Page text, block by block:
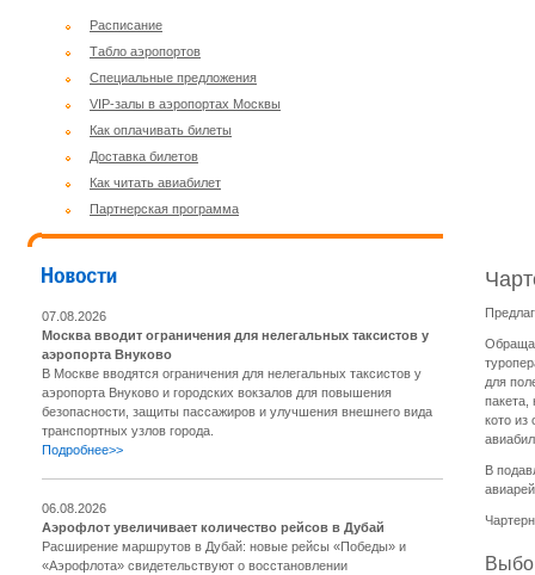
Расписание
Табло аэропортов
Специальные предложения
VIP-залы в аэропортах Москвы
Как оплачивать билеты
Доставка билетов
Как читать авиабилет
Партнерская программа
07.08.2026
Москва вводит ограничения для нелегальных таксистов у
аэропорта Внуково
В Москве вводятся ограничения для нелегальных таксистов у
аэропорта Внуково и городских вокзалов для повышения
безопасности, защиты пассажиров и улучшения внешнего вида
транспортных узлов города.
Подробнее>>
06.08.2026
Аэрофлот увеличивает количество рейсов в Дубай
Расширение маршрутов в Дубай: новые рейсы «Победы» и
«Аэрофлота» свидетельствуют о восстановлении
для
пакета,
кото из
В